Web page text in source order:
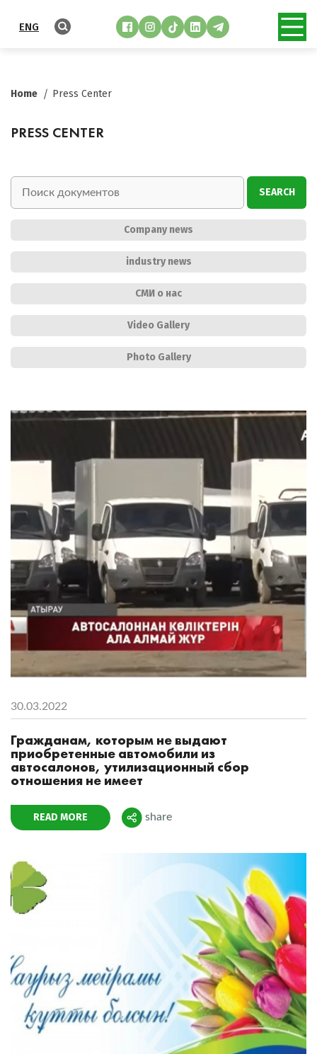
ENG
Home Press Center
PRESS CENTER
SEARCH
Company news
industry news
СМИ о нас
Video Gallery
Photo Gallery
30.03.2022
Гражданам, которым не выдают
приобретенные автомобили из
автосалонов, утилизационный сбор
отношения не имеет
READ MORE Поделиться
share